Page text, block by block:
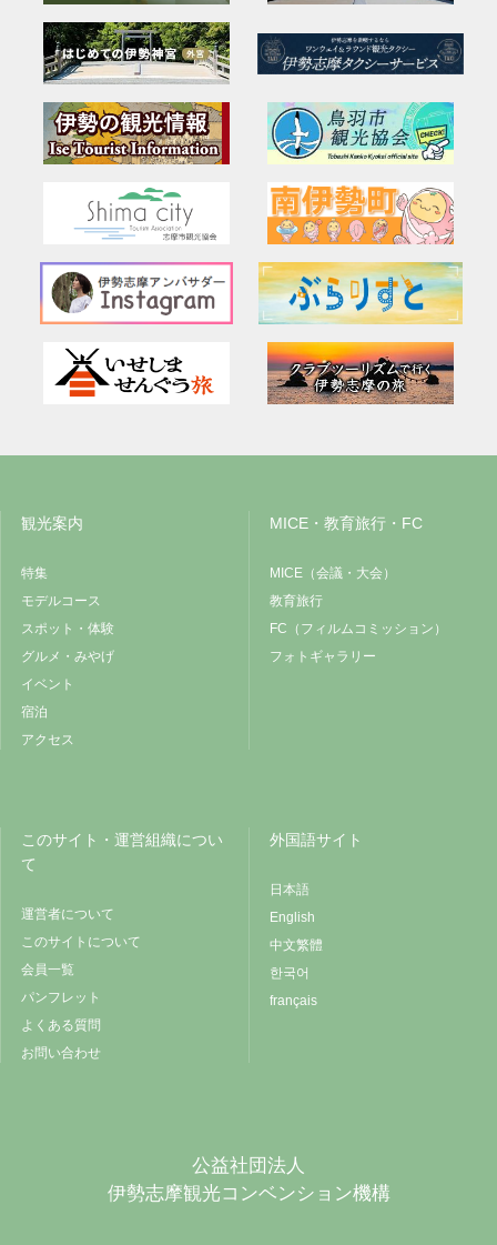
観光案内
特集
モデルコース
スポット・体験
グルメ・みやげ
イベント
宿泊
アクセス
MICE・教育旅行・FC
MICE（会議・大会）
教育旅行
FC（フィルムコミッション）
フォトギャラリー
このサイト・運営組織につい
て
運営者について
このサイトについて
会員一覧
パンフレット
よくある質問
お問い合わせ
外国語サイト
日本語
English
中文繁體
한국어
français
公益社団法人
伊勢志摩観光コンベンション機構